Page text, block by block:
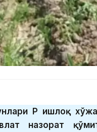
ҚР Қишлоқ
назорат